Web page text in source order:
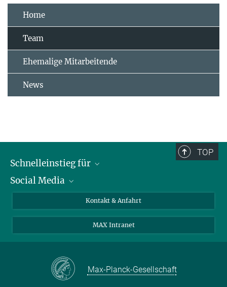
Home
Team
Ehemalige Mitarbeitende
News
TOP
Schnelleinstieg für
Journalist*innen
Bewerbende
Schüler*innen und Lehrkräfte
Social Media
Instagram
LinkedIn
Facebook
Kontakt & Anfahrt
MAX Intranet
Max-Planck-Gesellschaft